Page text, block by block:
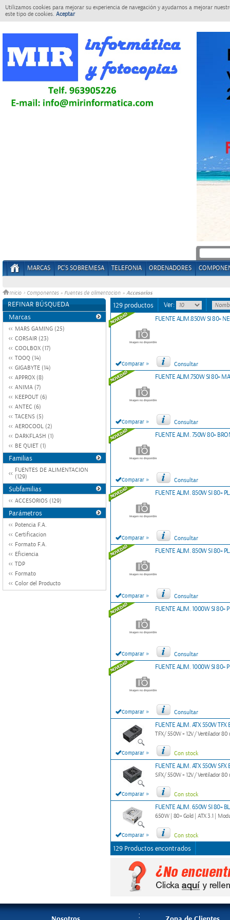
Utilizamos cookies para mejorar su experiencia de navegación y ayudarnos a mejorar
este tipo de cookies. Aceptar
MARCAS PC'S SOBREMESA TELEFONIA ORDENADORES
Inicio > Componentes » Fuentes de alimentacion » Accesorios
REFINAR BÚSQUEDA
Marcas
MARS GAMING (25)
CORSAIR (23)
COOLBOX (17)
TOOQ (14)
GIGABYTE (14)
APPROX (8)
ANIMA (7)
KEEPOUT (6)
ANTEC (6)
TACENS (5)
AEROCOOL (2)
DARKFLASH (1)
BE QUIET (1)
Familias
FUENTES DE ALIMENTACION
(129)
Subfamilias
ACCESORIOS (129)
Parámetros
Potencia F.A.
Certificacion
Formato F.A.
Eficiencia
TDP
Formato
Color del Producto
129 productos Ver:
Comparar »
FUENTE ALIM.850W SI 80+
Consultar
Comparar »
FUENTE ALIM.750W SI 80+
Consultar
Comparar »
FUENTE ALIM. 750W 80+
Consultar
Comparar »
FUENTE ALIM. 850W SI 80+
Consultar
Comparar »
FUENTE ALIM. 850W SI 80+
Consultar
Comparar »
FUENTE ALIM. 1000W SI 80+
Consultar
Comparar »
FUENTE ALIM. 1000W SI 80+
Consultar
Comparar »
FUENTE ALIM. ATX 550W TFX
TFX/ 550W + 12V/ Ventilador 80
Con stock
Comparar »
FUENTE ALIM. ATX 550W SFX
SFX/ 550W + 12V/ Ventilador 80
Con stock
Comparar »
FUENTE ALIM. 650W SI 80+
650W | 80+ Gold | ATX 3.1 |
Con stock
129 Productos encontrados